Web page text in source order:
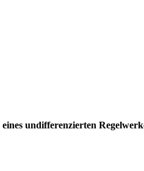
undifferenzierten